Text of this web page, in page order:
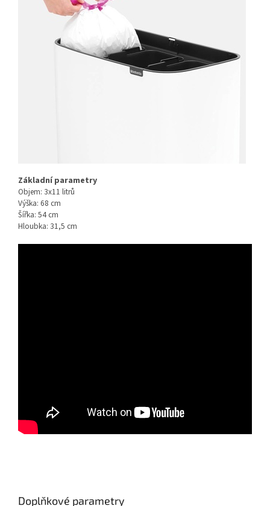
Základní parametry
Objem: 3x11 litrů
Výška: 68 cm
Šířka: 54 cm
Hloubka: 31,5 cm
Doplňkové parametry